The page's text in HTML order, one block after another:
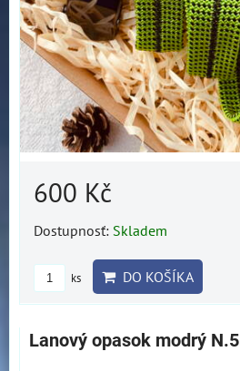
600 Kč
Dostupnosť: Skladem
ks DO KOŠÍKA
Lanový opasok modrý N.5